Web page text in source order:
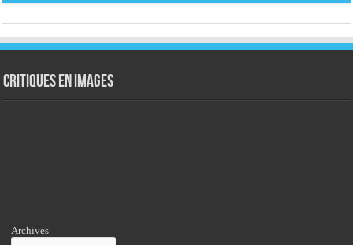
Critiques en images
Archives